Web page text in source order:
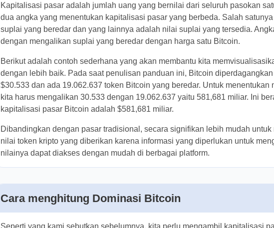
Kapitalisasi pasar adalah jumlah uang yang bernilai dari seluruh
Ada dua angka yang menentukan kapitalisasi pasar yang berbeda.
adalah nilai suplai yang beredar dan yang lainnya adalah nilai suplai
Bitcoin.
Berikut adalah contoh sederhana yang akan membantu kita
proses ini dengan lebih baik. Pada saat penulisan panduan ini, Bitcoin
diperdagangkan pada $30.533 dan ada 19.062.637 token Bitcoin yang
yaitu 581,681 miliar. Ini berarti kapitalisasi pasar Bitcoin adalah $581,681
Dibandingkan dengan pasar tradisional, secara signifikan lebih mudah
Cara menghitung Dominasi Bitcoin